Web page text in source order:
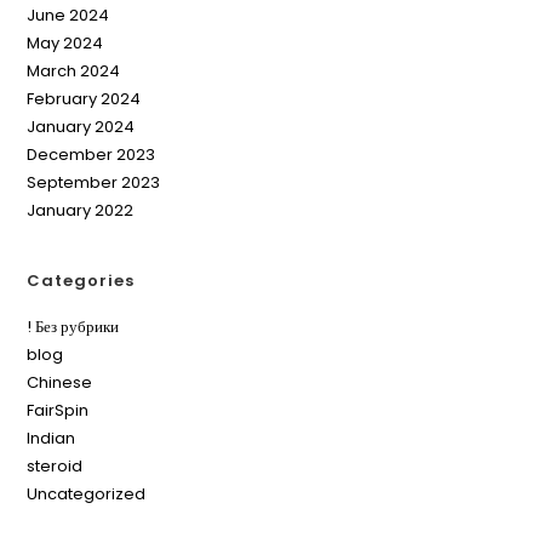
June 2024
May 2024
March 2024
February 2024
January 2024
December 2023
September 2023
January 2022
Categories
! Без рубрики
blog
Chinese
FairSpin
Indian
steroid
Uncategorized